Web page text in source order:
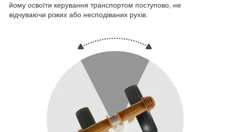
йому освоїти керування транспортом поступово, не
відчуваючи різких або несподіваних рухів.